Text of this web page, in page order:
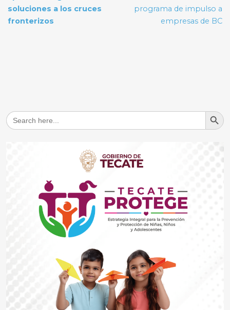
soluciones a los cruces
fronterizos
programa de impulso a
empresas de BC
Search
for:
Search